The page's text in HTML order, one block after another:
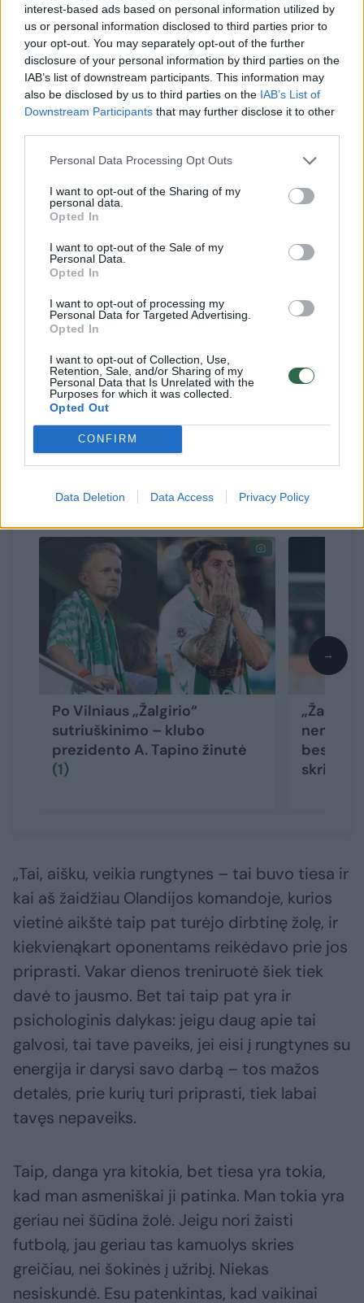
interest-based ads based on personal information utilized by
us or personal information disclosed to third parties prior to
your opt-out. You may separately opt-out of the further
disclosure of your personal information by third parties on the
IAB’s list of downstream participants. This information may
also be disclosed by us to third parties on the IAB’s List of
Downstream Participants that may further disclose it to other
Personal Data Processing Opt Outs
I want to opt-out of the Sharing of my
personal data.
Opted In
I want to opt-out of the Sale of my
Personal Data.
Opted In
I want to opt-out of processing my
Personal Data for Targeted Advertising.
Opted In
I want to opt-out of Collection, Use,
Retention, Sale, and/or Sharing of my
Personal Data that Is Unrelated with the
Purposes for which it was collected.
Opted Out
CONFIRM
Data Deletion Data Access Privacy Policy
„Žalgirio“ vartus buvo paskirtas dar vienas
baudinys, tačiau tąkart nuo antrojo įvarčio
žalgiriečius išsaugojo Vincentas Šarkauskas.
Nors „Žalgiris“ ir buvo išlyginęs rezultatą (1:1),
galiausiai Splito komanda įrodė savo
pranašumą, o galutinis skirtumas tarp ekipų
galėjo būti dar didesnis, bet šeštasis
„Hajduk“ įvartis buvo atšauktas po VAR
nemažai kalbama apie „Žalgirio“ namų
stadiono dirbtinę dangą, mat ant tikros žolės
įprastai žaidžiantys kroatai prie jos gali būti
nepripratę. Akcentuojamas buvo galimas
greitesnis žaidimas, tačiau tai, panašu, į
naudą buvo būtent „Hajduk“ komandai.
Susiję straipsniai
Po Vilniaus „Žalgirio“
sutriuškinimo – klubo
prezidento A. Tapino žinutė
(1)
skriejo
→
„Tai, aišku, veikia rungtynes – tai buvo tiesa ir
kai aš žaidžiau Olandijos komandoje, kurios
vietinė aikštė taip pat turėjo dirbtinę žolę, ir
kiekvienąkart oponentams reikėdavo prie jos
priprasti. Vakar dienos treniruotė šiek tiek
davė to jausmo. Bet tai taip pat yra ir
psichologinis dalykas: jeigu daug apie tai
galvosi, tai tave paveiks, jei eisi į rungtynes su
energija ir darysi savo darbą – tos mažos
detalės, prie kurių turi priprasti, tiek labai
tavęs nepaveiks.
Taip, danga yra kitokia, bet tiesa yra tokia,
kad man asmeniškai ji patinka. Man tokia yra
geriau nei šūdina žolė. Jeigu nori žaisti
futbolą, jau geriau tas kamuolys skries
greičiau, nei šokinės į užribį. Niekas
nesiskundė. Esu patenkintas, kad vaikinai